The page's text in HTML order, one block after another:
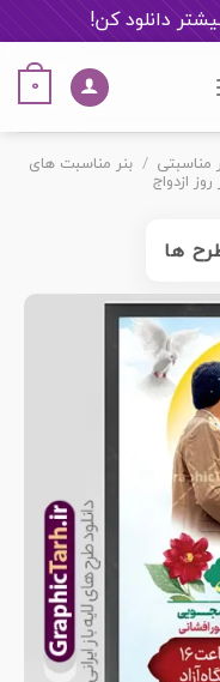
یشتر دانلود کن!
0
مناسبتی / بنر مناسبت های
روز ازدواج
ها